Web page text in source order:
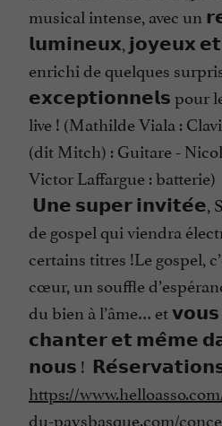
musical intense, avec un
𝗹𝘂𝗺𝗶𝗻𝗲𝘂𝘅, 𝗷𝗼𝘆𝗲𝘂𝘅 𝗲𝘁
enrichi de quelques
𝗲𝘅𝗰𝗲𝗽𝘁𝗶𝗼𝗻𝗻𝗲𝗹𝘀 pour
live ! (Mathilde Viala :
(dit Mitch) : Guitare -
Victor Laffargue : batterie)
𝗨𝗻𝗲 𝘀𝘂𝗽𝗲𝗿 𝗶𝗻𝘃𝗶𝘁𝗲́𝗲,
de gospel qui viendra
certains titres !Le gospel,
cœur, un souffle
du bien à l’âme… et
𝗰𝗵𝗮𝗻𝘁𝗲𝗿 𝗲𝘁 𝗺𝗲̂𝗺𝗲
𝗻𝗼𝘂𝘀 !
https://
du-paysbasque.com/